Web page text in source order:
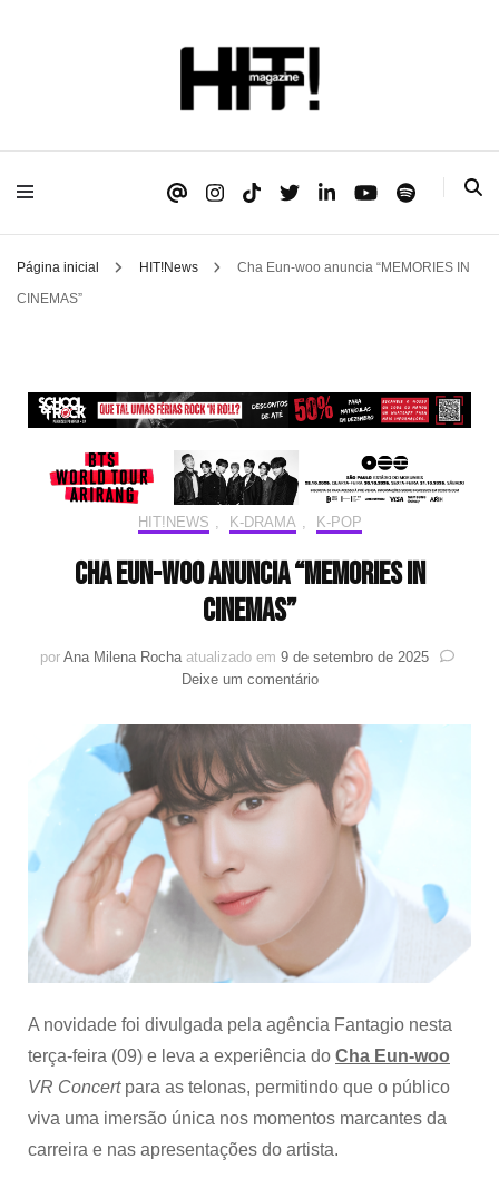
HIT!Magazine
Página inicial HIT!News
Cha Eun-woo anuncia “MEMORIES IN
CINEMAS”
HIT!NEWS K-DRAMA K-POP
Cha Eun-woo anuncia “MEMORIES IN
CINEMAS”
por Ana Milena Rocha atualizado em 9 de setembro de 2025
Deixe um comentárioem
Eun-
anuncia
“MEMORIES
IN
CINEMAS”
A novidade foi divulgada pela agência Fantagio nesta
terça-feira (09) e leva a experiência do Cha Eun-woo
VR Concertpara as telonas, permitindo que o público
viva uma imersão única nos momentos marcantes da
carreira e nas apresentações do artista.